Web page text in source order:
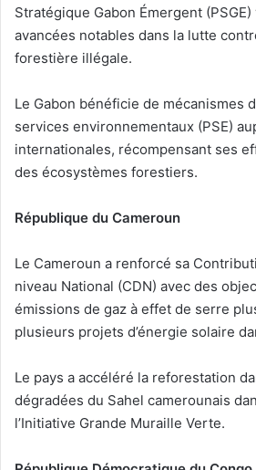
Stratégique Gabon Émergent
avancées notables dans la lutte
forestière illégale.
Le Gabon bénéficie de mécanismes
services environnementaux (PSE)
internationales, récompensant ses
des écosystèmes forestiers.
République du Cameroun
Le Cameroun a renforcé sa
niveau National (CDN) avec des
émissions de gaz à effet de serre
plusieurs projets d’énergie solaire
Le pays a accéléré la reforestation
dégradées du Sahel camerounais
l’Initiative Grande Muraille Verte.